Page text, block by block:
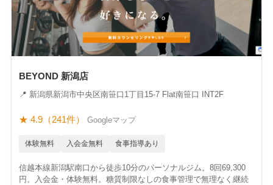
BEYOND 新潟店
📍 新潟県新潟市中央区南笹口1丁目15-7 Flat南笹口 INT2F
★ 4.9（241件） Googleマップ
体験無料 入会金無料 食事指導あり
信越本線新潟駅南口から徒歩10分のパーソナルジム。8回69,300
円。入会金・体験無料。糖質制限なしの食事管理で無理なく継続